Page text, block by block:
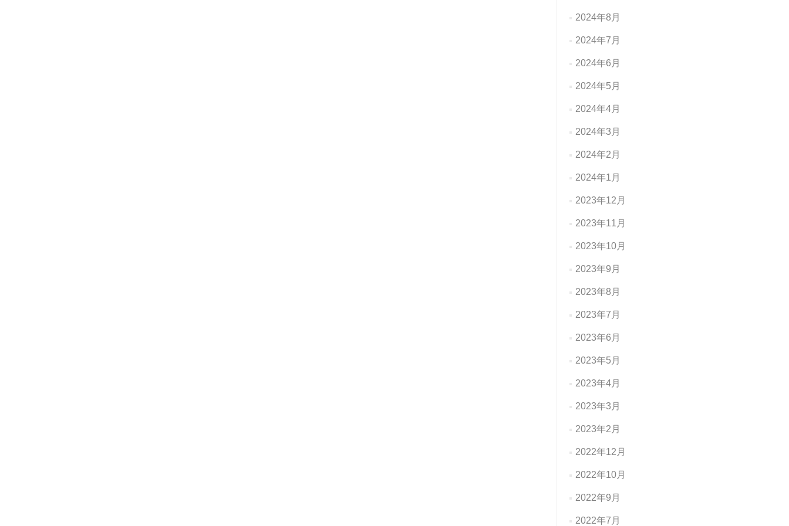
2024年8月
2024年7月
2024年6月
2024年5月
2024年4月
2024年3月
2024年2月
2024年1月
2023年12月
2023年11月
2023年10月
2023年9月
2023年8月
2023年7月
2023年6月
2023年5月
2023年4月
2023年3月
2023年2月
2022年12月
2022年10月
2022年9月
2022年7月